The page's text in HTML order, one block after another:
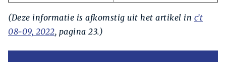
(Deze informatie is afkomstig uit het artikel in c’t
08-09, 2022, pagina 23.)